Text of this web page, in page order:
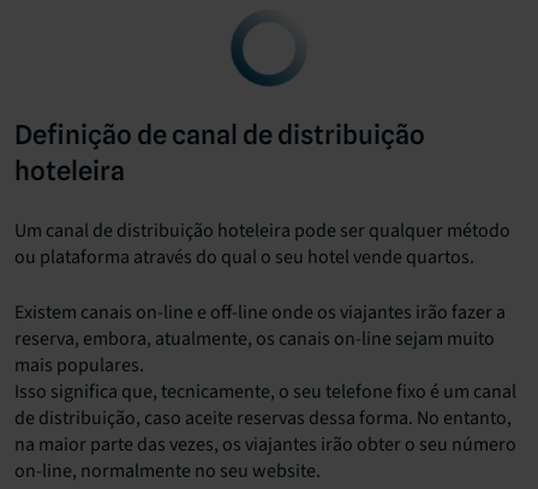
Definição de canal de distribuição
hoteleira
Um canal de distribuição hoteleira pode ser qualquer método
ou plataforma através do qual o seu hotel vende quartos.
Existem canais on-line e off-line onde os viajantes irão fazer a
reserva, embora, atualmente, os canais on-line sejam muito
mais populares.
Isso significa que, tecnicamente, o seu telefone fixo é um canal
de distribuição, caso aceite reservas dessa forma. No entanto,
na maior parte das vezes, os viajantes irão obter o seu número
on-line, normalmente no seu website.